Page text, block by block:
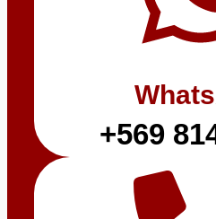
+569